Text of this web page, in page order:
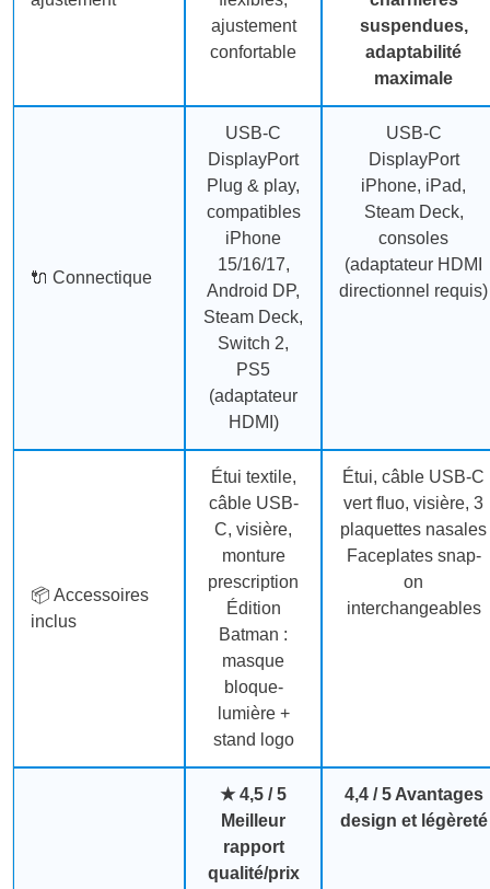
ajustement
confortable
suspendues,
adaptabilité
maximale
🔌 Connectique
USB-C
DisplayPort
Plug & play,
compatibles
iPhone
15/16/17,
Android DP,
Steam Deck,
Switch 2,
PS5
(adaptateur
HDMI)
USB-C
DisplayPort
iPhone, iPad,
Steam Deck,
consoles
(adaptateur HDMI
directionnel requis)
📦 Accessoires
inclus
Étui textile,
câble USB-
C, visière,
monture
prescription
Édition
Batman :
masque
bloque-
lumière +
stand logo
Étui, câble USB-C
vert fluo, visière, 3
plaquettes nasales
Faceplates snap-
on
interchangeables
★4,5 / 5
Meilleur
rapport
qualité/prix
4,4 / 5 Avantages
design et légèreté